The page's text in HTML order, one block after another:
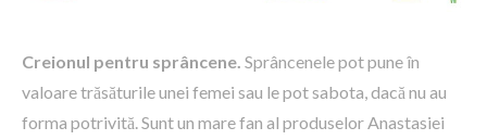
Creionul pentru sprâncene. Sprâncenele pot pune în
valoare trăsăturile unei femei sau le pot sabota, dacă nu au
forma potrivită. Sunt un mare fan al produselor Anastasiei